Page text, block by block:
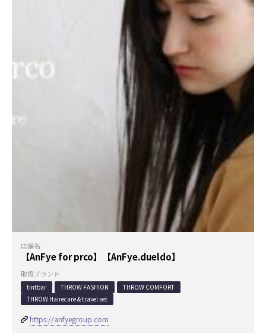
店舗名
【AnFye for prco】【AnFye.dueldo】
取扱ブランド
tintbar THROW FASHION
THROW COMFORT
THROW Hairecare & travel set
https://anfyegroup.com